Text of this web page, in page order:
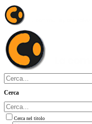
Cerca
Cerca nel titolo